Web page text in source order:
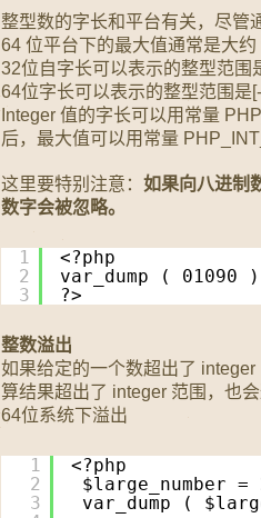
整型数的字长和平台有关，尽管
64 位平台下的最大值通常是大
32位自字长可以表示的整型范围
64位字长可以表示的整型范围是
Integer 值的字长可以用常量
后，最大值可以用常量
这里要特别注意： 如果向八进制
数字会被忽略。
1
2
3
<?php
var_dump ( 01090
?>
整数溢出
如果给定的一个数超出了
算结果超出了 integer 范围，也会
64位系统下溢出
1
2
3
<?php
$large_number =
var_dump (